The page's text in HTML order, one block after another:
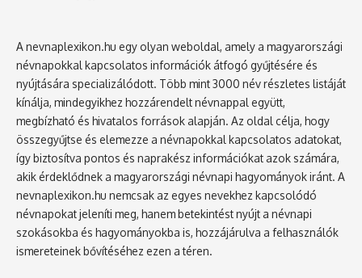
A nevnaplexikon.hu egy olyan weboldal, amely a magyarországi
névnapokkal kapcsolatos információk átfogó gyűjtésére és
nyújtására specializálódott. Több mint 3000 név részletes listáját
kínálja, mindegyikhez hozzárendelt névnappal együtt,
megbízható és hivatalos források alapján. Az oldal célja, hogy
összegyűjtse és elemezze a névnapokkal kapcsolatos adatokat,
így biztosítva pontos és naprakész információkat azok számára,
akik érdeklődnek a magyarországi névnapi hagyományok iránt. A
nevnaplexikon.hu nemcsak az egyes nevekhez kapcsolódó
névnapokat jeleníti meg, hanem betekintést nyújt a névnapi
szokásokba és hagyományokba is, hozzájárulva a felhasználók
ismereteinek bővítéséhez ezen a téren.